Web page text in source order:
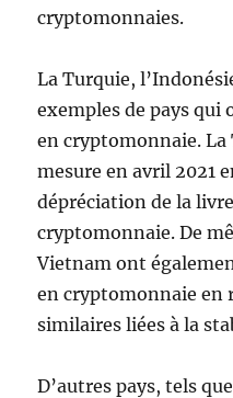
cryptomonnaies.
La Turquie,
exemples de pays
en cryptomonnaie. La
mesure en avril 2021
dépréciation de la
cryptomonnaie. De
Vietnam ont
en cryptomonnaie en
similaires liées à la
D’autres pays, tels